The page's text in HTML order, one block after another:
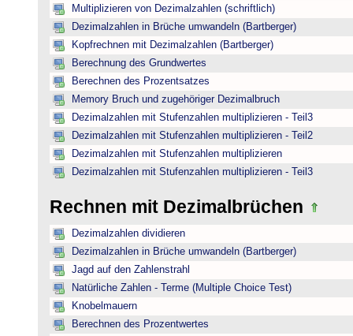
Multiplizieren von Dezimalzahlen (schriftlich)
Dezimalzahlen in Brüche umwandeln (Bartberger)
Kopfrechnen mit Dezimalzahlen (Bartberger)
Berechnung des Grundwertes
Berechnen des Prozentsatzes
Memory Bruch und zugehöriger Dezimalbruch
Dezimalzahlen mit Stufenzahlen multiplizieren - Teil3
Dezimalzahlen mit Stufenzahlen multiplizieren - Teil2
Dezimalzahlen mit Stufenzahlen multiplizieren
Dezimalzahlen mit Stufenzahlen multiplizieren - Teil3
Rechnen mit Dezimalbrüchen
Dezimalzahlen dividieren
Dezimalzahlen in Brüche umwandeln (Bartberger)
Jagd auf den Zahlenstrahl
Natürliche Zahlen - Terme (Multiple Choice Test)
Knobelmauern
Berechnen des Prozentwertes